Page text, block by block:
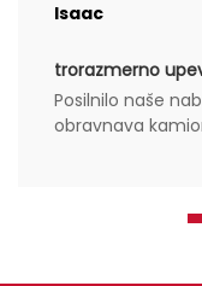
Isaac
trorazmerno
Posilnilo naše
obravnava